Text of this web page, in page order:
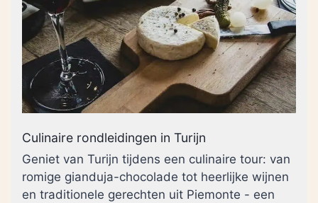
Culinaire rondleidingen in Turijn
Geniet van Turijn tijdens een culinaire tour: van
romige gianduja-chocolade tot heerlijke wijnen
en traditionele gerechten uit Piemonte - een